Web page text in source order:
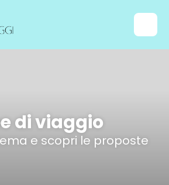
di viaggio
e scopri le proposte